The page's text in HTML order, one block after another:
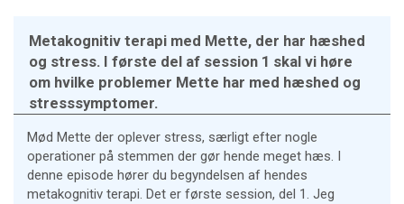
Metakognitiv terapi med Mette, der har hæshed
og stress. I første del af session 1 skal vi høre
om hvilke problemer Mette har med hæshed og
stresssymptomer.
Mød Mette der oplever stress, særligt efter nogle
operationer på stemmen der gør hende meget hæs. I
denne episode hører du begyndelsen af hendes
metakognitiv terapi. Det er første session, del 1. Jeg